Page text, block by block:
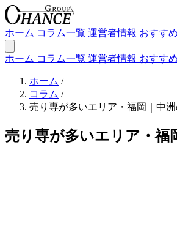
ホーム コラム一覧 運営者情報 おすす
ホーム コラム一覧 運営者情報 おすす
ホーム /
コラム /
売り専が多いエリア・福岡｜中
売り専が多いエリア・福